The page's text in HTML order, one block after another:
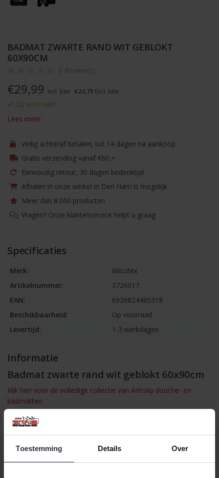
Toestemming Details Over
BADMAT ZWARTE RAND WIT GEBLOKT
60X90CM
0 Review(s)
€29,99 Incl. btw €24,79 Excl. btw
Op voorraad
Lees meer
Veilig achteraf betalen, tot 14 dagen na aankoop
Gratis verzending vanaf €60,=
Eenvoudig retour, 30 dagen bedenktijd
Afhalen in onze winkel in Den Ham is mogelijk
Meer dan 8.000 producten
Vragen? Onze klantenservice helpt u graag
Specificaties
Merk:
Wicotex
Artikelnummer:
3726017
EAN:
6926824485318
Beschikbaarheid:
Op voorraad
Levertijd:
1-3 werkdagen
Informatie
Badmat zwarte rand wit geblokt 60x90cm
Klik hier voor de volledige collectie van Antislip douche- en
badmatten.
De Badmat Zwarte Rand Wit Geblokt biedt een comfortabele en
stijlvolle ervaring voor uw badkamer. Gemaakt van acryl
polyester, voelt de mat heerlijk zacht aan onder uw voeten. De
antislip onderzijde zorgt ervoor dat de mat stevig op zijn plaats
blijft, zelfs in natte omstandigheden, voor extra veiligheid.